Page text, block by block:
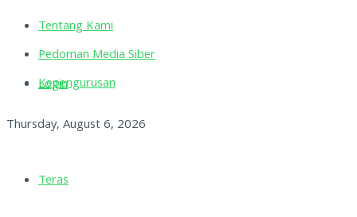
Tentang Kami
Pedoman Media Siber
Kepengurusan
Thursday, August 6, 2026
Login
Teras